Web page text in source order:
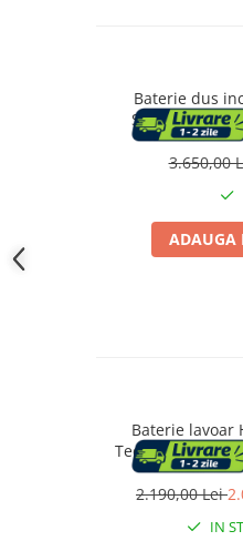
Bucatarie
Mobilier bucatarie
Scaune bucatarie & living
Baterie dus
ShowerSelect
3.650,00
ADAUGA
Baterie lavoar
Tecturis S, L,
rece, ventil,
2.190,00 Lei
IN